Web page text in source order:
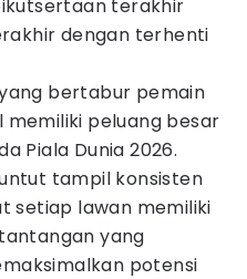
terakhir
dengan terhenti
bertabur pemain
peluang besar
Piala Dunia 2026.
tampil konsisten
setiap lawan memiliki
yang
potensi